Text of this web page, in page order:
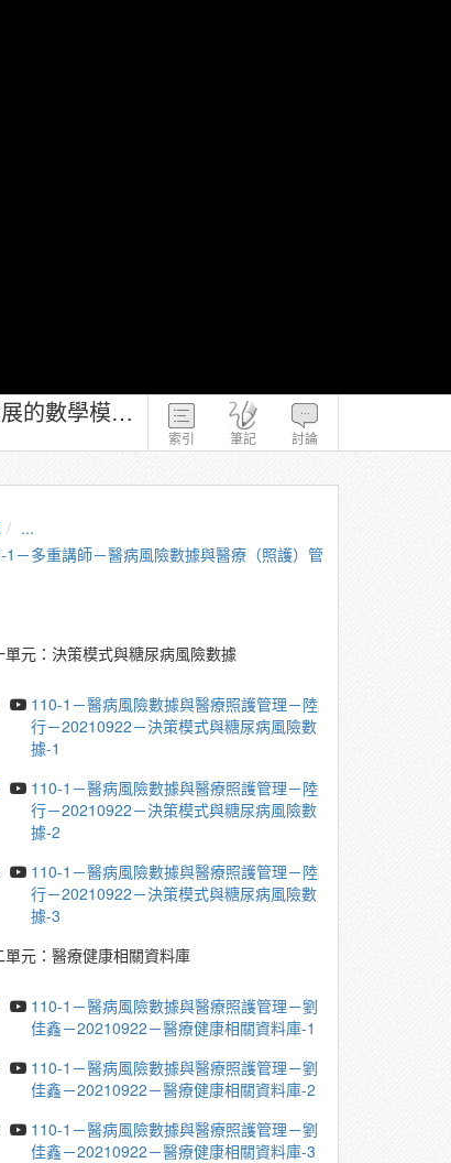
索引 筆記 討論
110-1－醫病風險數據與醫療照護管理－陳政輝－20211103－從資料到病程發展的數學模型-2
...
1－多重講師－醫病風險數據與醫療（照護）管
單元：決策模式與糖尿病風險數據
110-1－醫病風險數據與醫療照護管理－陸
行－20210922－決策模式與糖尿病風險數
據-1
110-1－醫病風險數據與醫療照護管理－陸
行－20210922－決策模式與糖尿病風險數
據-2
110-1－醫病風險數據與醫療照護管理－陸
行－20210922－決策模式與糖尿病風險數
據-3
單元：醫療健康相關資料庫
110-1－醫病風險數據與醫療照護管理－劉
佳鑫－20210922－醫療健康相關資料庫-1
110-1－醫病風險數據與醫療照護管理－劉
佳鑫－20210922－醫療健康相關資料庫-2
110-1－醫病風險數據與醫療照護管理－劉
佳鑫－20210922－醫療健康相關資料庫-3